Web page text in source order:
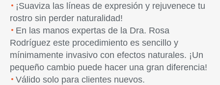
¡Suaviza las líneas de expresión y rejuvenece tu
rostro sin perder naturalidad!
En las manos expertas de la Dra. Rosa
Rodríguez este procedimiento es sencillo y
mínimamente invasivo con efectos naturales. ¡Un
pequeño cambio puede hacer una gran diferencia!
Válido solo para clientes nuevos.